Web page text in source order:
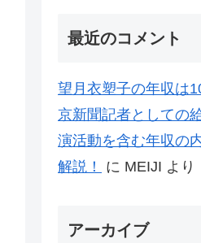
最近のコメント
望月衣塑子の年収は
京新聞記者としての
演活動を含む年収の
解説！
に MEIJI より
アーカイブ